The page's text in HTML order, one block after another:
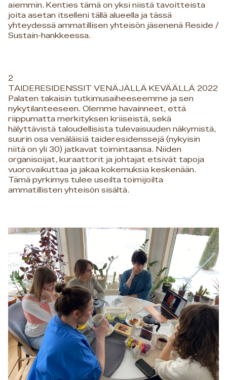
aiemmin. Kenties tämä on yksi niistä tavoitteista
joita asetan itselleni tällä alueella ja tässä
yhteydessä ammatillisen yhteisön jäsenenä Reside /
Sustain-hankkeessa.
2
TAIDERESIDENSSIT VENÄJÄLLÄ KEVÄÄLLÄ 2022
Palaten takaisin tutkimusaiheeseemme ja sen
nykytilanteeseen. Olemme havainneet, että
riippumatta merkityksen kriiseistä, sekä
hälyttävistä taloudellisista tulevaisuuden näkymistä,
suurin osa venäläisiä taideresidenssejä (nykyisin
niitä on yli 30) jatkavat toimintaansa. Niiden
organisoijat, kuraattorit ja johtajat etsivät tapoja
vuorovaikuttaa ja jakaa kokemuksia keskenään.
Tämä pyrkimys tulee useilta toimijoilta
ammatillisten yhteisön sisältä.